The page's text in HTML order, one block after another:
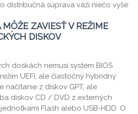
distribučná súprava váži niečo vyše
ZAVIESŤ V REŽIME
DISKOV
doskách nemusí systém BIOS
UEFI, ale čiastočný hybridný
načítanie z diskov GPT, ale
diskov CD / DVD z externých
Flash alebo USB-HDD. O